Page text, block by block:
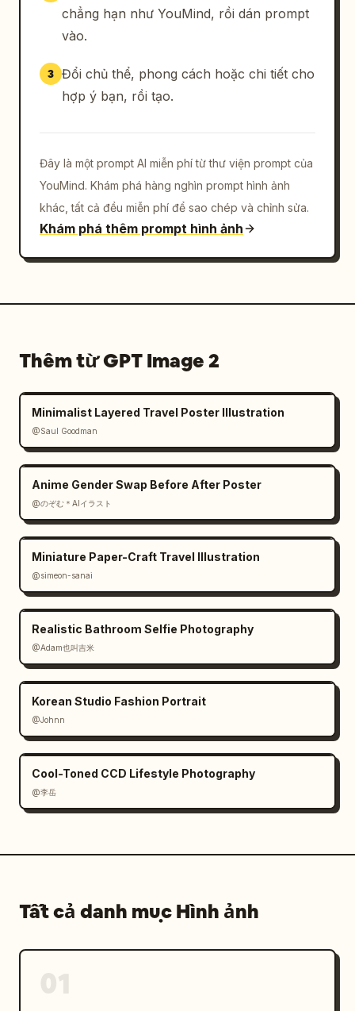
chẳng hạn như YouMind, rồi dán prompt
vào.
3 Đổi chủ thể, phong cách hoặc chi tiết cho
hợp ý bạn, rồi tạo.
Đây là một prompt AI miễn phí từ thư viện prompt của
YouMind. Khám phá hàng nghìn prompt hình ảnh
khác, tất cả đều miễn phí để sao chép và chỉnh sửa.
Khám phá thêm prompt hình ảnh
Thêm từ GPT Image 2
Minimalist Layered Travel Poster Illustration
@Saul Goodman
Anime Gender Swap Before After Poster
@のぞむ＊AIイラスト
Miniature Paper-Craft Travel Illustration
@simeon-sanai
Realistic Bathroom Selfie Photography
@Adam也叫吉米
Korean Studio Fashion Portrait
@Johnn
Cool-Toned CCD Lifestyle Photography
@李岳
Tất cả danh mục Hình ảnh